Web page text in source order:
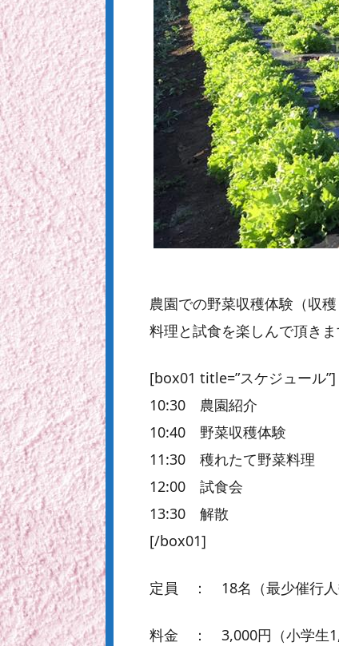
農園での野菜収穫体験（収
料理と試食を楽しんで頂きま
[box01 title=”スケジュール”]
10:30 農園紹介
10:40 野菜収穫体験
11:30 穫れたて野菜料理
12:00 試食会
13:30 解散
[/box01]
定員 ： 18名（最少催行人
料金 ： 3,000円（小学生